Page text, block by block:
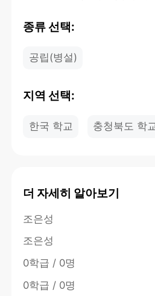
종류 선택:
공립(병설)
지역 선택:
한국 학교 충청북도 학
더 자세히 알아보기
조은성
조은성
0학급 / 0명
0학급 / 0명